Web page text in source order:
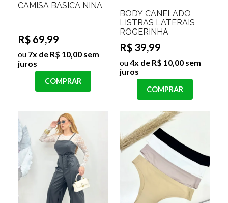
CAMISA BASICA NINA
R$ 69,99
ou 7x de R$ 10,00 sem
juros
COMPRAR
BODY CANELADO
LISTRAS LATERAIS
ROGERINHA
R$ 39,99
ou4x de R$ 10,00 sem
juros
COMPRAR